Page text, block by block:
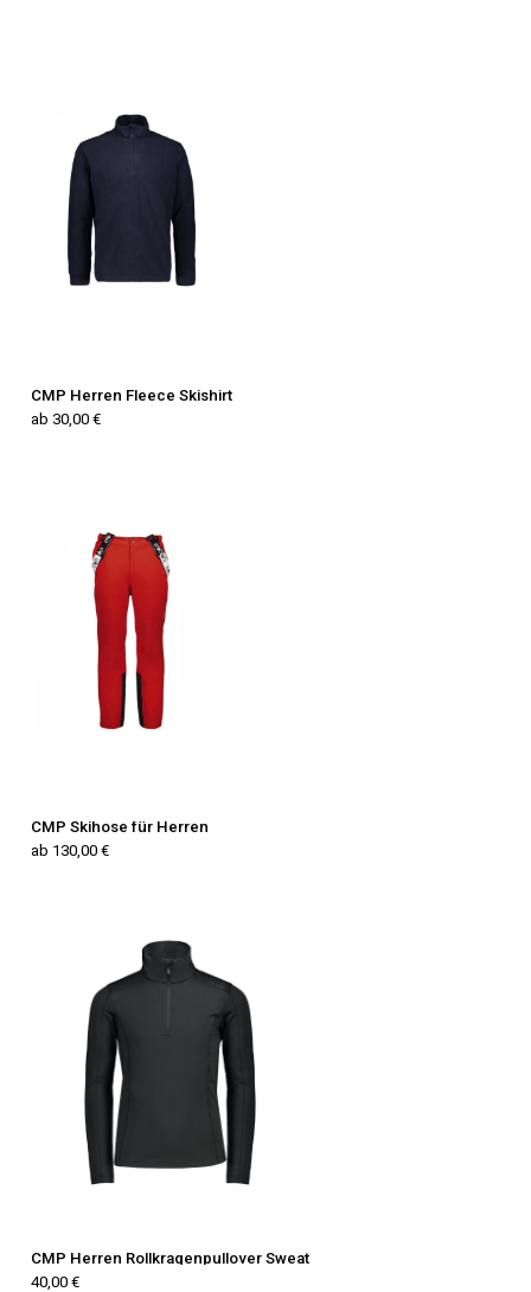
CMP Herren Fleece Skishirt
ab 30,00 €
CMP Skihose für Herren
ab 130,00 €
CMP Herren Rollkragenpullover Sweat
40,00 €